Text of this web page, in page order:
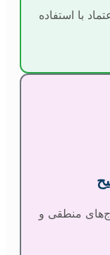
با استفاده
منطقی و